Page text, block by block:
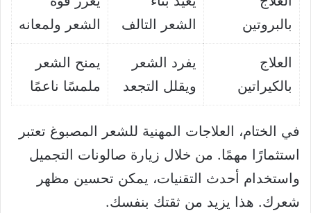
بالبروتين
الشعر التالف
الشعر ولمعانه
العلاج
بالكيراتين
يفرد الشعر
ويقلل التجعد
يمنح الشعر
ملمسًا ناعمًا
في الختام، العلاجات المهنية للشعر المصبوغ تعتبر
استثمارًا مهمًا. من خلال زيارة صالونات التجميل
واستخدام أحدث التقنيات، يمكن تحسين مظهر
شعرك. هذا يزيد من ثقتك بنفسك.